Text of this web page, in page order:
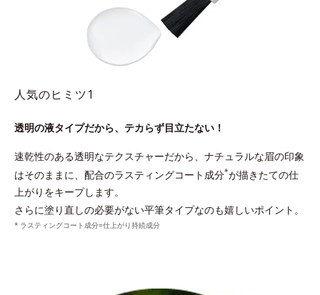
人気のヒミツ1
透明の液タイプだから、テカらず目立たない！
速乾性のある透明なテクスチャーだから、ナチュラルな眉の印象
はそのままに、配合のラスティングコート成分*が描きたての仕
上がりをキープします。
さらに塗り直しの必要がない平筆タイプなのも嬉しいポイント。
ラスティングコート成分=仕上がり持続成分